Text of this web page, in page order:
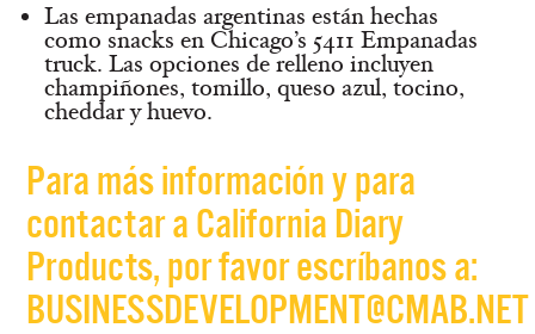
Las empanadas argentinas están hechas
como snacks en Chicago’s 5411 Empanadas
truck. Las opciones de relleno incluyen
champiñones, tomillo, queso azul, tocino,
cheddar y huevo.
Para más información y para
contactar a California Diary
Products, por favor escríbanos a:
BUSINESSDEVELOPMENT@CMAB.NET